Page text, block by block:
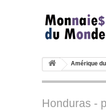
Amérique
Honduras -